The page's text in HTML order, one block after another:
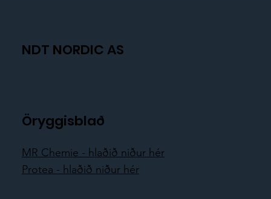
NDT NORDIC AS
Öryggisblað
MR Chemie - hlaðið niður hér
Protea - hlaðið niður hér